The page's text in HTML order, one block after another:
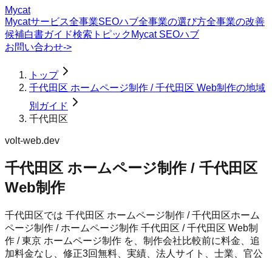
Mycat
Mycatサービス全事業SEOハブ全事業の選び方全事業の改善
候補白書ガイド検索トピック Mycat SEOハブ
お問い合わせ->
トップ
千代田区 ホームページ制作 / 千代田区 Web制作の地域
別ガイド
千代田区
volt-web.dev
千代田区 ホームページ制作 / 千代田区
Web制作
千代田区では 千代田区 ホームページ制作 / 千代田区ホーム
ページ制作 / ホームページ制作 千代田区 / 千代田区 Web制
作 / 東京 ホームページ制作 を、制作会社比較前に料金、追
加料金なし、修正3回無料、実績、法人サイト、士業、官公